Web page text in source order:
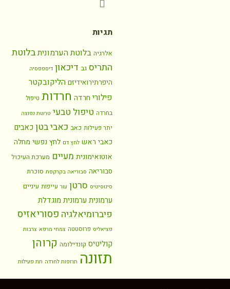
תגיות
אלרגיה בלוטת הערמוניתבלוטת
התריס גב דיכאון דיספפסיה
היפרתירואידיזם הליקובקטר
פילוריחרדהחרדות טיפול
בחרדה טיפול טבעי טרשת נפוצה
יתר פעילות כאב כאבי בטן כאבים
כאבי ראש לחץ דם לחץ נפשימחלה
אוטואימוניתמעיים מערכת העיכול
סבוריאה סבוריאה בקרקפת סוכרת
סינוסיטיס סרטן עור עייפות עיניים
ערמוניתערמונית מוגדלת
פיברומיאלגיה פסוריאזיס
פציאליס פרוסטטה צמחי מרפא צרבות
קוליטיס קונדילומה קרוהן
תזונה תרופות לחרדה תת פעילות